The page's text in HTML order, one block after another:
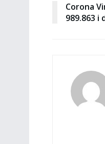
Corona
989.863 i